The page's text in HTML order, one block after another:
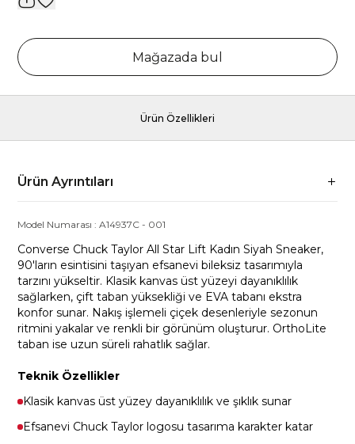
Mağazada bul
Ürün Özellikleri
Ürün Ayrıntıları
Model Numarası :A14937C - 001
Converse Chuck Taylor All Star Lift Kadın Siyah Sneaker,
90'ların esintisini taşıyan efsanevi bileksiz tasarımıyla
tarzını yükseltir. Klasik kanvas üst yüzeyi dayanıklılık
sağlarken, çift taban yüksekliği ve EVA tabanı ekstra
konfor sunar. Nakış işlemeli çiçek desenleriyle sezonun
ritmini yakalar ve renkli bir görünüm oluşturur. OrthoLite
taban ise uzun süreli rahatlık sağlar.
Teknik Özellikler
Klasik kanvas üst yüzey dayanıklılık ve şıklık sunar
Efsanevi Chuck Taylor logosu tasarıma karakter katar